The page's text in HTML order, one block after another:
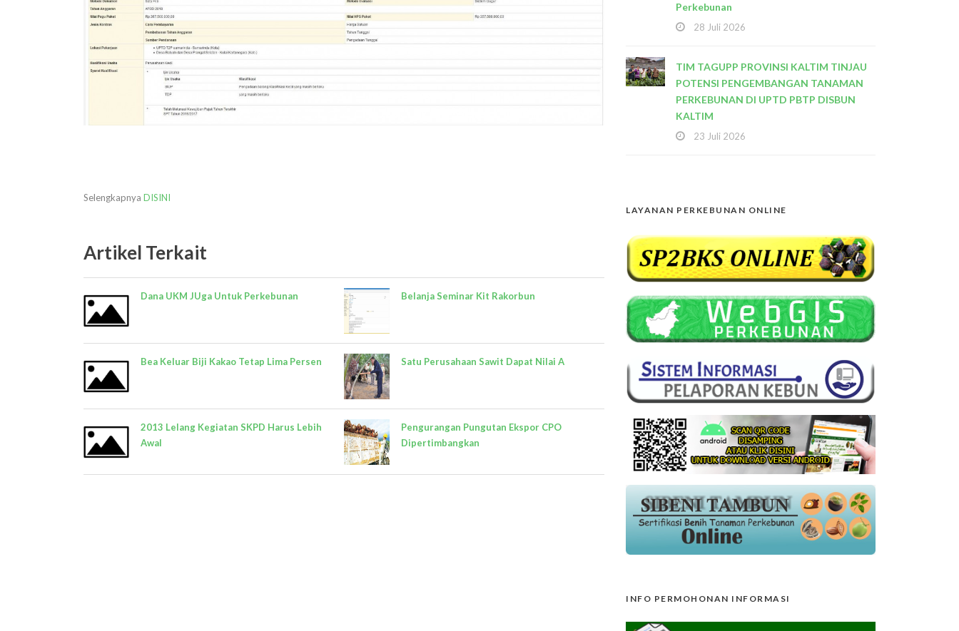
Selengkapnya DISINI
Artikel Terkait
Dana UKM JUga Untuk Perkebunan
Bea Keluar Biji Kakao Tetap Lima Persen
2013 Lelang Kegiatan SKPD Harus Lebih
Awal
Belanja Seminar Kit Rakorbun
Satu Perusahaan Sawit Dapat Nilai A
Pengurangan Pungutan Ekspor CPO
Dipertimbangkan
Perkebunan
28 Juli 2026
TIM TAGUPP PROVINSI KALTIM TINJAU
POTENSI PENGEMBANGAN TANAMAN
PERKEBUNAN DI UPTD PBTP DISBUN
KALTIM
23 Juli 2026
LAYANAN PERKEBUNAN ONLINE
INFO PERMOHONAN INFORMASI